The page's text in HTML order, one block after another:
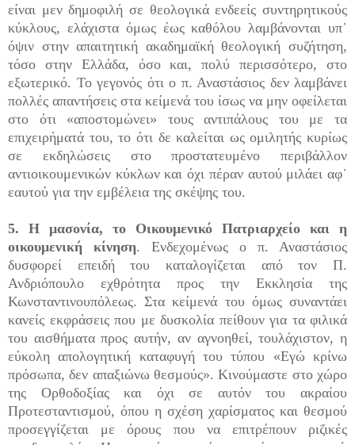
είναι μεν δημοφιλή σε θεολογικά ενδεείς συντηρητικούς
κύκλους, ελάχιστα όμως έως καθόλου λαμβάνονται υπ᾽
όψιν στην απαιτητική ακαδημαϊκή θεολογική συζήτηση,
τόσο στην Ελλάδα, όσο και, πολύ περισσότερο, στο
εξωτερικό. Το γεγονός ότι ο π. Αναστάσιος δεν λαμβάνει
πολλές απαντήσεις στα κείμενά του ίσως να μην οφείλεται
στο ότι «αποστομώνει» τους αντιπάλους του με τα
επιχειρήματά του, το ότι δε καλείται ως ομιλητής κυρίως
σε εκδηλώσεις στο προστατευμένο περιβάλλον
αντιοικουμενικών κύκλων και όχι πέραν αυτού μιλάει αφ᾽
εαυτού για την εμβέλεια της σκέψης του.
5. Η μασονία, το Οικουμενικό Πατριαρχείο και η
οικουμενική κίνηση. Ενδεχομένως ο π. Αναστάσιος
δυσφορεί επειδή του καταλογίζεται από τον Π.
Ανδριόπουλο εχθρότητα προς την Εκκλησία της
Κωνσταντινουπόλεως. Στα κείμενά του όμως συναντάει
κανείς εκφράσεις που με δυσκολία πείθουν για τα φιλικά
του αισθήματα προς αυτήν, αν αγνοηθεί, τουλάχιστον, η
εύκολη απολογητική καταφυγή του τύπου «Εγώ κρίνω
πρόσωπα, δεν απαξιώνω θεσμούς». Κινούμαστε στο χώρο
της Ορθοδοξίας και όχι σε αυτόν του ακραίου
Προτεσταντισμού, όπου η σχέση χαρίσματος και θεσμού
προσεγγίζεται με όρους που να επιτρέπουν ριζικές